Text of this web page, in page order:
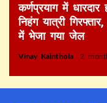
कर्णप्रयाग में
निहंग यात्री
में भेजा गया जेल
Vinay Kainthola 2